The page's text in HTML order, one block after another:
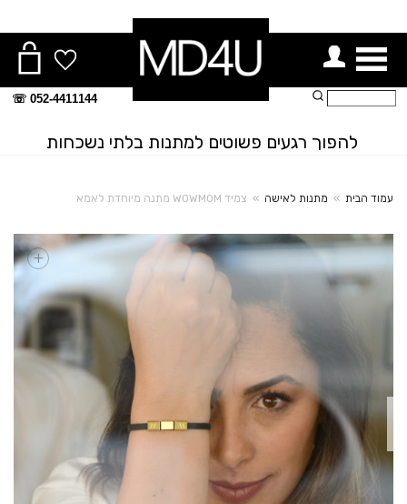
תפריט
052-4411144 ☏
להפוך רגעים פשוטים למתנות בלתי נשכחות
עמוד הבית » מתנות לאישה » צמיד WOWMOM מתנה מיוחדת לאמא
+